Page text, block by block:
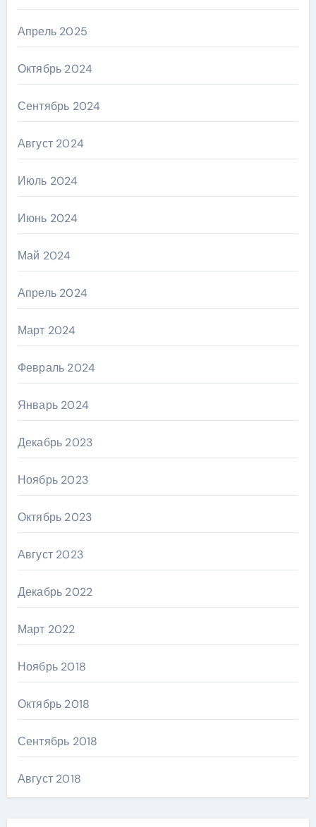
Апрель 2025
Октябрь 2024
Сентябрь 2024
Август 2024
Июль 2024
Июнь 2024
Май 2024
Апрель 2024
Март 2024
Февраль 2024
Январь 2024
Декабрь 2023
Ноябрь 2023
Октябрь 2023
Август 2023
Декабрь 2022
Март 2022
Ноябрь 2018
Октябрь 2018
Сентябрь 2018
Август 2018